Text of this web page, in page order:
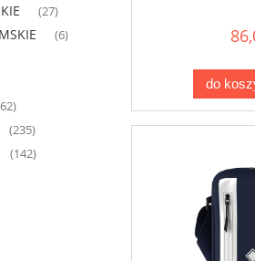
(27)
(6)
(235)
(142)
do